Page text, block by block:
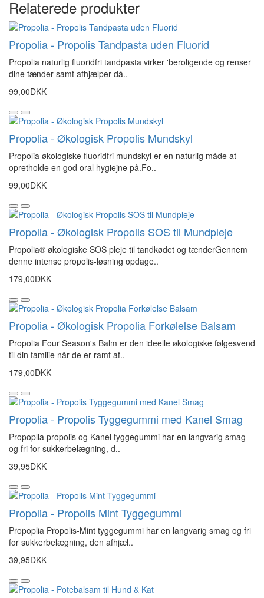
Relaterede produkter
Propolia - Propolis Tandpasta uden Fluorid
Propolia naturlig fluoridfri tandpasta virker 'beroligende og renser
dine tænder samt afhjælper då..
99,00DKK
Propolia - Økologisk Propolis Mundskyl
Propolia økologiske fluoridfri mundskyl er en naturlig måde at
opretholde en god oral hygiejne på.Fo..
99,00DKK
Propolia - Økologisk Propolis SOS til Mundpleje
Propolia® økologiske SOS pleje til tandkødet og tænderGennem
denne intense propolis-løsning opdage..
179,00DKK
Propolia - Økologisk Propolia Forkølelse Balsam
Propolia Four Season's Balm er den ideelle økologiske følgesvend
til din familie når de er ramt af..
179,00DKK
Propolia - Propolis Tyggegummi med Kanel Smag
Propoplia propolis og Kanel tyggegummi har en langvarig smag
og fri for sukkerbelægning, d..
39,95DKK
Propolia - Propolis Mint Tyggegummi
Propoplia Propolis-Mint tyggegummi har en langvarig smag og fri
for sukkerbelægning, den afhjæl..
39,95DKK